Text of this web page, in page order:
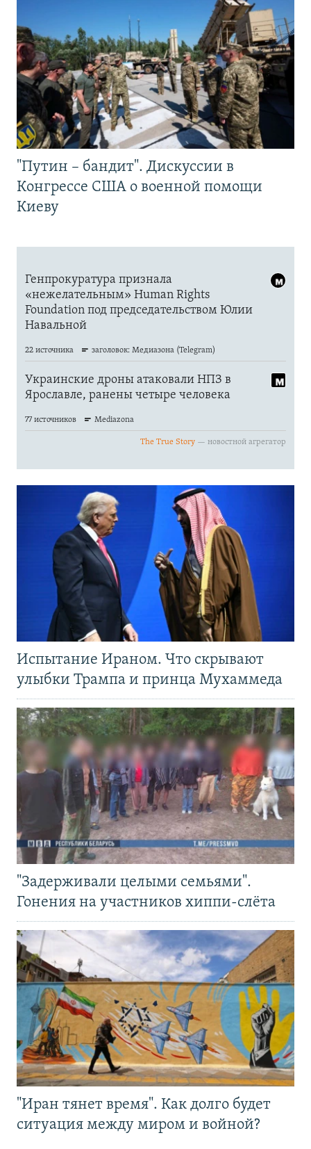
"Путин – бандит". Дискуссии в
Конгрессе США о военной помощи
Киеву
Испытание Ираном. Что скрывают
улыбки Трампа и принца Мухаммеда
"Задерживали целыми семьями".
Гонения на участников хиппи-слёта
"Иран тянет время". Как долго будет
ситуация между миром и войной?